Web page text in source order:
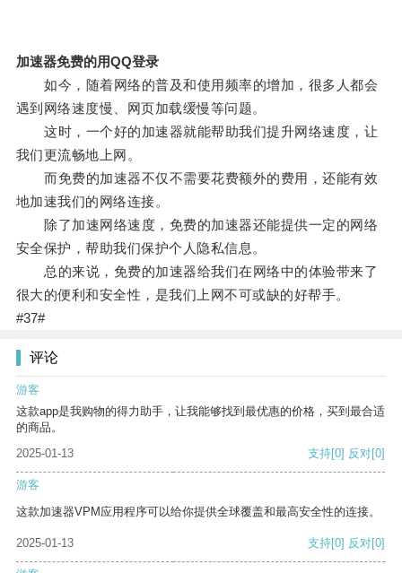
加速器免费的用QQ登录
如今，随着网络的普及和使用频率的增加，很多人都会
遇到网络速度慢、网页加载缓慢等问题。
这时，一个好的加速器就能帮助我们提升网络速度，让
我们更流畅地上网。
而免费的加速器不仅不需要花费额外的费用，还能有效
地加速我们的网络连接。
除了加速网络速度，免费的加速器还能提供一定的网络
安全保护，帮助我们保护个人隐私信息。
总的来说，免费的加速器给我们在网络中的体验带来了
很大的便利和安全性，是我们上网不可或缺的好帮手。
#37#
评论
游客
这款app是我购物的得力助手，让我能够找到最优惠的价格，买到最合适
的商品。
2025-01-13
支持[0] 反对[0]
游客
这款加速器VPM应用程序可以给你提供全球覆盖和最高安全性的连接。
2025-01-13 支持[0] 反对[0]